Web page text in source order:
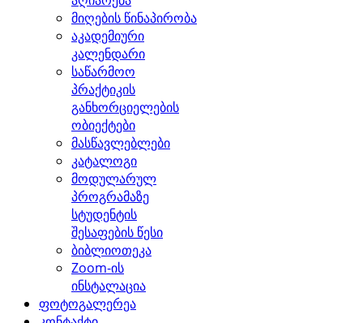
მიღების წინაპირობა
აკადემიური
კალენდარი
საწარმოო
პრაქტიკის
განხორციელების
ობიექტები
მასწავლებლები
კატალოგი
მოდულარულ
პროგრამაზე
სტუდენტის
შესაფების წესი
ბიბლიოთეკა
Zoom-ის
ინსტალაცია
ფოტოგალერეა